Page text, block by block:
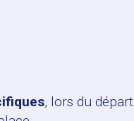
, lors du départ